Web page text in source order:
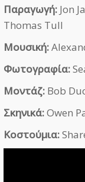
Παραγωγή: Jon
Thomas Tull
Μουσική:
Φωτογραφία:
Μοντάζ: Bob
Σκηνικά:Owen
Κοστούμια: